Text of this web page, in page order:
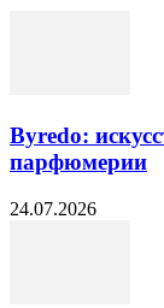
Byredo:
парфюмерии
24.07.2026